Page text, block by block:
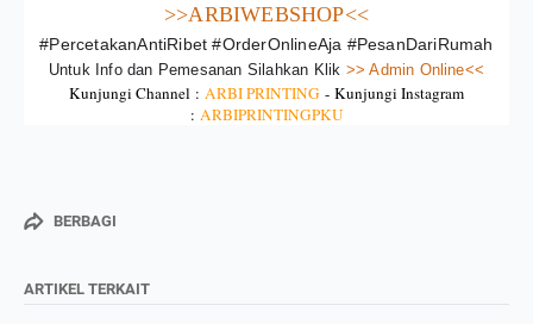
>>ARBIWEBSHOP<<
#PercetakanAntiRibet #OrderOnlineAja #PesanDariRumah
Untuk Info dan Pemesanan Silahkan Klik >> Admin Online<<
Kunjungi Channel : ARBI PRINTING - Kunjungi Instagram
: ARBIPRINTINGPKU
BERBAGI
ARTIKEL TERKAIT